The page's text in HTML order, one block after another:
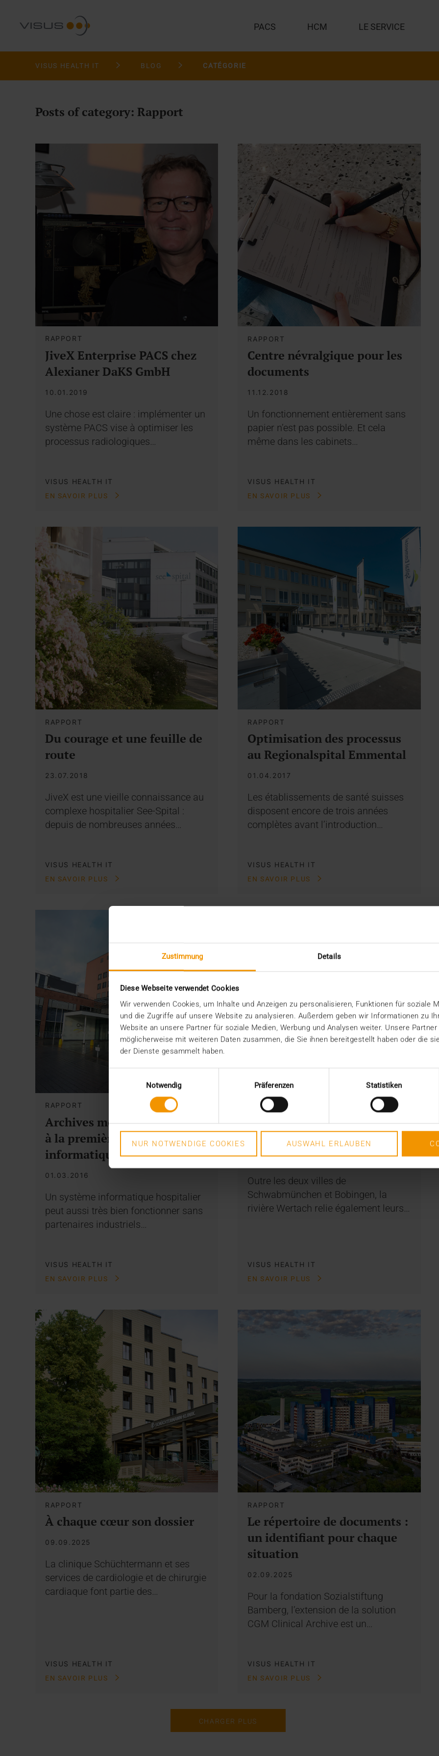
Zustimmung Details
Diese Webseite verwendet Cookies
Wir verwenden Cookies, um Inhalte und Anzeigen zu personalisieren, Funktionen für soziale
und die Zugriffe auf unsere Website zu analysieren. Außerdem geben wir Informationen zu
Website an unsere Partner für soziale Medien, Werbung und Analysen weiter. Unsere
möglicherweise mit weiteren Daten zusammen, die Sie ihnen bereitgestellt haben oder die
der Dienste gesammelt haben.
Notwendig
Präferenzen Statistiken
NUR NOTWENDIGE COOKIES AUSWAHL ERLAUBEN
PACS HCM LE SERVICE
VISUS HEALTH IT BLOG CATÉGORIE
Posts of category: Rapport
RAPPORT
JiveX Enterprise PACS chez
Alexianer DaKS GmbH
10.01.2019
Une chose est claire : implémenter un
système PACS vise à optimiser les
processus radiologiques…
VISUS HEALTH IT
EN SAVOIR PLUS
RAPPORT
Centre névralgique pour les
documents
11.12.2018
Un fonctionnement entièrement sans
papier n’est pas possible. Et cela
même dans les cabinets…
VISUS HEALTH IT
EN SAVOIR PLUS
RAPPORT
Du courage et une feuille de
route
23.07.2018
JiveX est une vieille connaissance au
complexe hospitalier See-Spital :
depuis de nombreuses années…
VISUS HEALTH IT
EN SAVOIR PLUS
RAPPORT
Optimisation des processus
au Regionalspital Emmental
01.04.2017
Les établissements de santé suisses
disposent encore de trois années
complètes avant l’introduction…
VISUS HEALTH IT
EN SAVOIR PLUS
RAPPORT
Archives médicales : accéder
à la première division
informatique
01.03.2016
Un système informatique hospitalier
peut aussi très bien fonctionner sans
partenaires industriels…
VISUS HEALTH IT
EN SAVOIR PLUS
RAPPORT
JiveX dans les cliniques «
Wertachkliniken »
01.11.2015
Outre les deux villes de
Schwabmünchen et Bobingen, la
rivière Wertach relie également leurs…
VISUS HEALTH IT
EN SAVOIR PLUS
RAPPORT
À chaque cœur son dossier
09.09.2025
La clinique Schüchtermann et ses
services de cardiologie et de chirurgie
cardiaque font partie des…
VISUS HEALTH IT
EN SAVOIR PLUS
RAPPORT
Le répertoire de documents :
un identifiant pour chaque
situation
02.09.2025
Pour la fondation Sozialstiftung
Bamberg, l’extension de la solution
CGM Clinical Archive est un…
VISUS HEALTH IT
EN SAVOIR PLUS
CHARGER PLUS